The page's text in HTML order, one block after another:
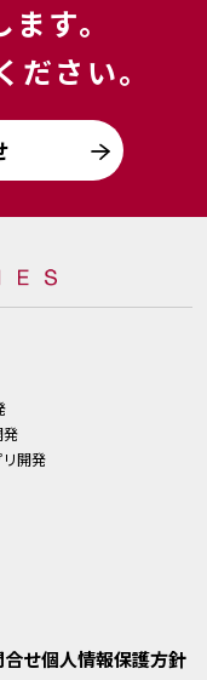
す。
ださい｡
発
開発
合せ個人情報保護方針